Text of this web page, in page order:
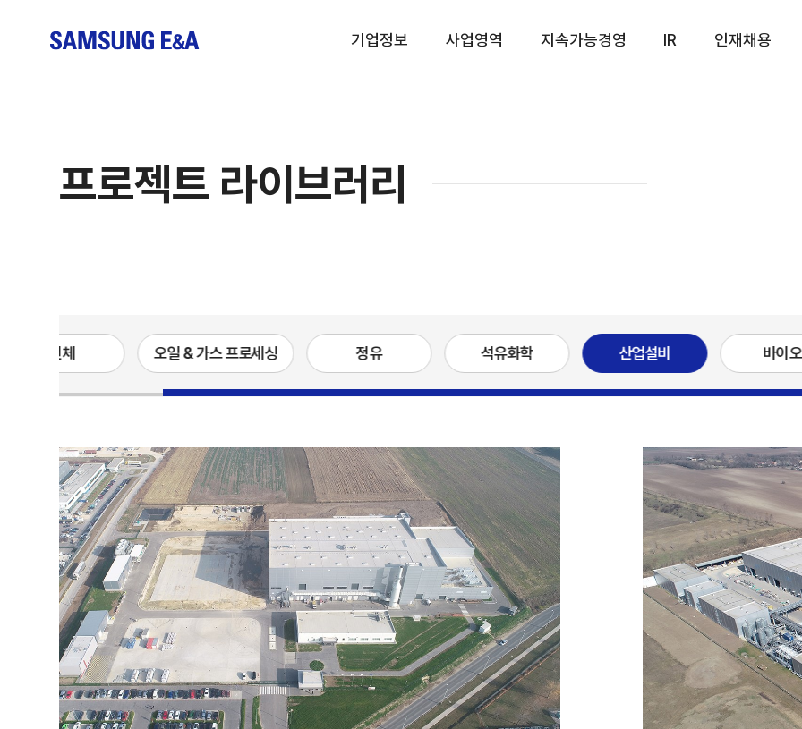
기업정보 사업영역 지속가능경영 IR 인재채용
프로젝트 라이브러리
전체 오일 & 가스 프로세싱 정유 석유화학 산업설비 바이오